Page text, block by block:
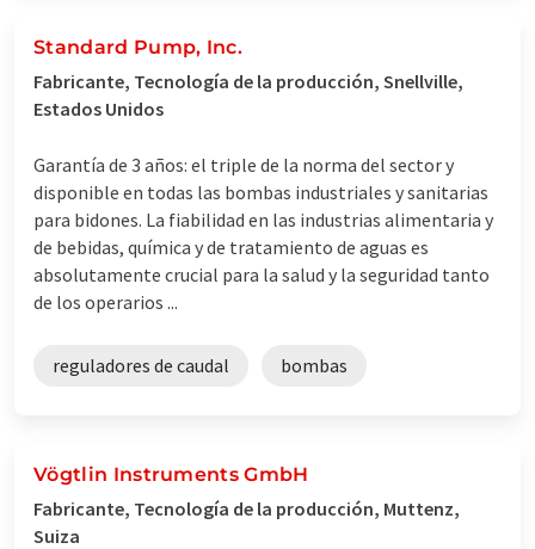
Standard Pump, Inc.
Fabricante, Tecnología de la producción, Snellville,
Estados Unidos
Garantía de 3 años: el triple de la norma del sector y
disponible en todas las bombas industriales y sanitarias
para bidones. La fiabilidad en las industrias alimentaria y
de bebidas, química y de tratamiento de aguas es
absolutamente crucial para la salud y la seguridad tanto
de los operarios ...
reguladores de caudal bombas
Vögtlin Instruments GmbH
Fabricante, Tecnología de la producción, Muttenz,
Suiza